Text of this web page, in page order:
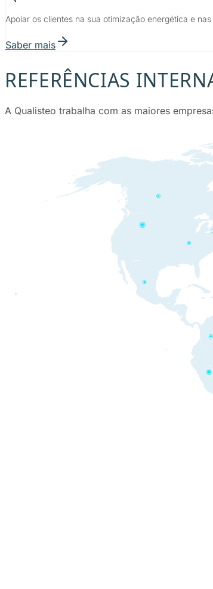
Apoiar os clientes na sua otimização energética e
Saber mais
REFERÊNCIAS
A Qualisteo trabalha com as maiores